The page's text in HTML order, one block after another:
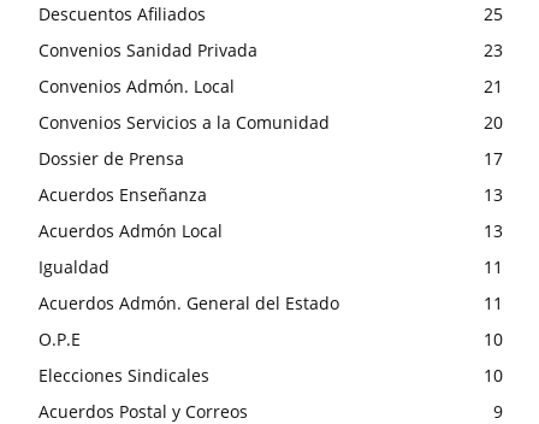
Descuentos Afiliados
25
Convenios Sanidad Privada
23
Convenios Admón. Local
21
Convenios Servicios a la Comunidad
20
Dossier de Prensa
17
Acuerdos Enseñanza
13
Acuerdos Admón Local
13
Igualdad
11
Acuerdos Admón. General del Estado
11
O.P.E
10
Elecciones Sindicales
10
Acuerdos Postal y Correos
9